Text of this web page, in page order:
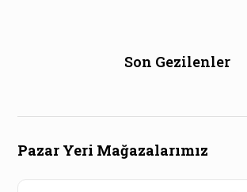
Son Gezilenler
Pazar Yeri Mağazalarımız